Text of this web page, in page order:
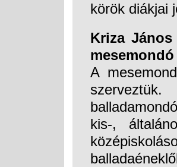
körök diákjai
Kriza
A
kis-,